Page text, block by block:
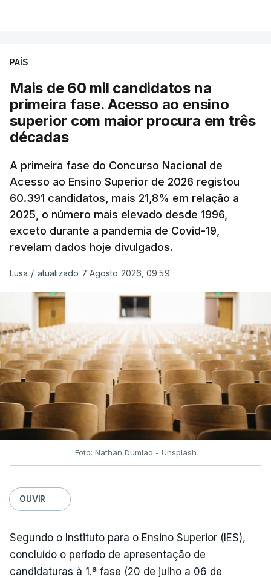
evolução das cotações internacionais do petróleo,
posto de abastecimento, a marca e a localização.
A atualização do desconto do Imposto sobre os
Produtos Petrolíferos (ISP) também poderá
O Governo comprometeu-se a aplicar uma redução
extraordinária e temporária no ISP, sempre que se
verifique um aumento do preço dos combustíveis
superior a 10 cêntimos, para mitigar a escalada de
preços.
Depois de uma subida inicial devido à guerra no
Irão, à tensão geopolítica no Médio Oriente e ao
fecho do estreito de Ormuz, os preços dos
combustíveis desceram durante o cessar-fogo
entre Washington e Teerão.
No entanto, com o retomar do conflito, as últimas
semanas têm sido marcadas por uma subida
acentuada, tendência que deverá ser revertida na
próxima semana.
c/Lusa
PAÍS
Mais de 60 mil candidatos na
primeira fase. Acesso ao ensino
superior com maior procura em três
décadas
A primeira fase do Concurso Nacional de
Acesso ao Ensino Superior de 2026 registou
60.391 candidatos, mais 21,8% em relação a
2025, o número mais elevado desde 1996,
exceto durante a pandemia de Covid-19,
revelam dados hoje divulgados.
Lusa / atualizado 7 Agosto 2026, 09:59
Foto: Nathan Dumlao - Unsplash
OUVIR
Segundo o Instituto para o Ensino Superior (IES),
concluído o período de apresentação de
candidaturas à 1.ª fase (20 de julho a 06 de